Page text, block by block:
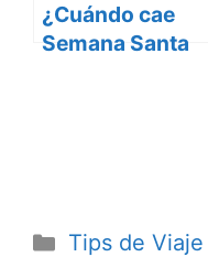
¿Cuándo cae
Semana Santa
Categorías
Tips de Viaje